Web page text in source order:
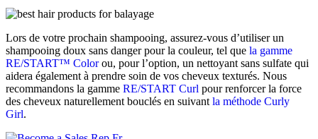
Lors de votre prochain shampooing, assurez-vous d’utiliser un
shampooing doux sans danger pour la couleur, tel que la gamme
RE/START™ Colorou, pour l’option, un nettoyant sans sulfate qui
aidera également à prendre soin de vos cheveux texturés. Nous
recommandons la gamme RE/START Curl pour renforcer la force
des cheveux naturellement bouclés en suivant la méthode Curly
Girl.